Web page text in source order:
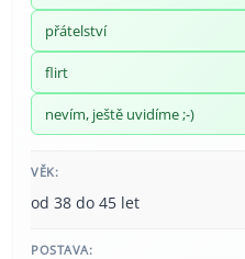
přátelství
flirt
nevím, ještě uvidíme ;-)
VĚK:
od 38 do 45 let
POSTAVA: